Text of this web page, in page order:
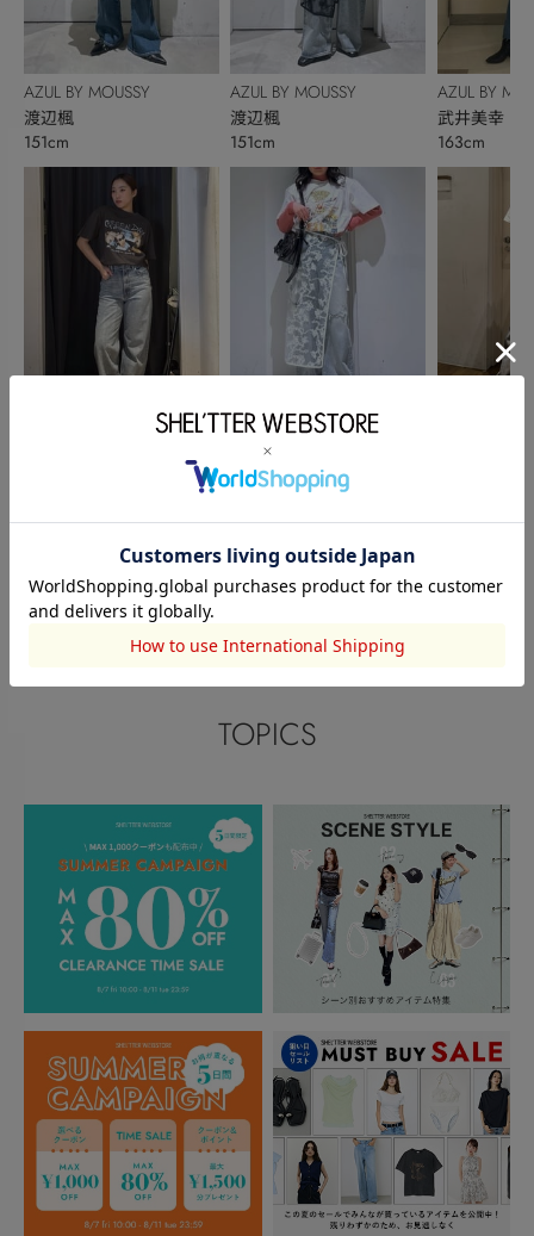
AZUL BY MOUSSY
渡辺楓
151cm
AZUL BY MOUSSY
渡辺楓
151cm
AZUL BY MOUSSY
森本恋
156cm
AZUL BY
武井美幸
163cm
このアイテムを見た人がチェックしている商品
閲覧中カテゴリーのランキング
TOPICS